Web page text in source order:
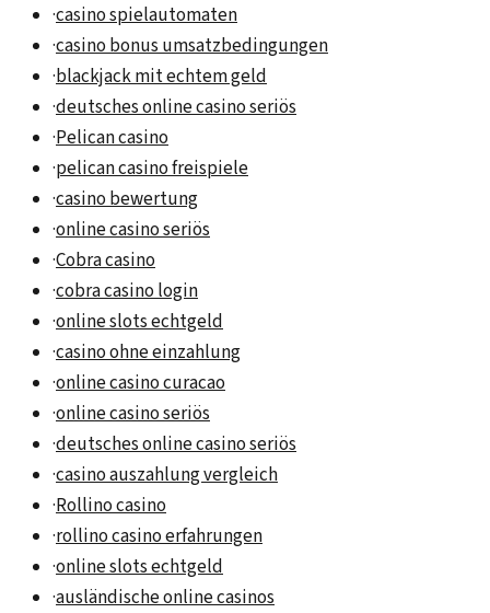
·casino spielautomaten
·casino bonus umsatzbedingungen
·blackjack mit echtem geld
·deutsches online casino seriös
·Pelican casino
·pelican casino freispiele
·casino bewertung
·online casino seriös
·Cobra casino
·cobra casino login
·online slots echtgeld
·casino ohne einzahlung
·online casino curacao
·online casino seriös
·deutsches online casino seriös
·casino auszahlung vergleich
·Rollino casino
·rollino casino erfahrungen
·online slots echtgeld
·ausländische online casinos